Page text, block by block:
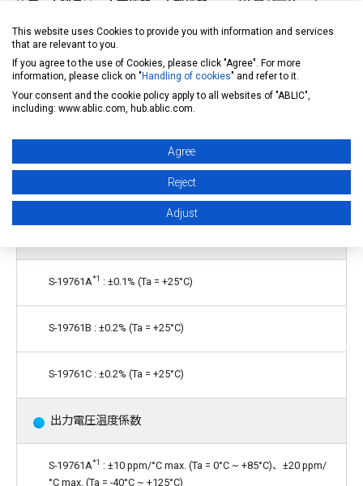
れらの用途でご使用をお考えの際は、必ず販売窓口までご相談く
特長
出力電圧 (逆ブレークダウン電圧)
2.048 V, 2.5 V, 3.0 V, 3.3 V, 4.096 V, 5.0 Vが選択可能
S-19761A*1 : ±0.1% (Ta = +25°C)
S-19761B : ±0.2% (Ta = +25°C)
S-19761C : ±0.2% (Ta = +25°C)
出力電圧温度係数
S-19761A*1 : ±10 ppm/°C max. (Ta = 0°C ~ +85°C)、±20 ppm/
°C max. (Ta = -40°C ~ +125°C)
This website uses Cookies to provide you with information and services
that are relevant to you.
If you agree to the use of Cookies, please click "Agree". For more
information, please click on " Handling of cookies" and refer to it.
Your consent and the cookie policy apply to all websites of "ABLIC",
including: www.ablic.com, hub.ablic.com.
Agree
Reject
Adjust